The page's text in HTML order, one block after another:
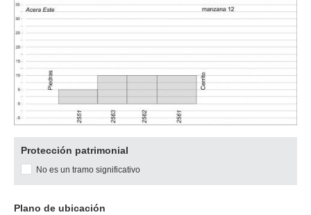
Descargar
original
Protección patrimonial
No es un tramo significativo
Plano de ubicación